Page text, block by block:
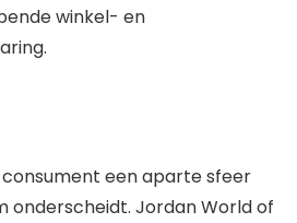
winkel- en
consument een aparte sfeer
onderscheidt. Jordan World of